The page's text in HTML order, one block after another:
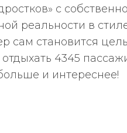
с
реальности в
сам становится
4345
и интереснее!